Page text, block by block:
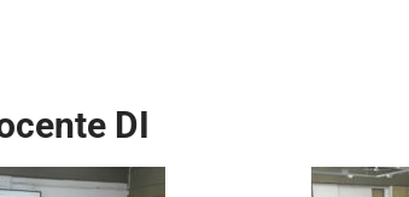
DI